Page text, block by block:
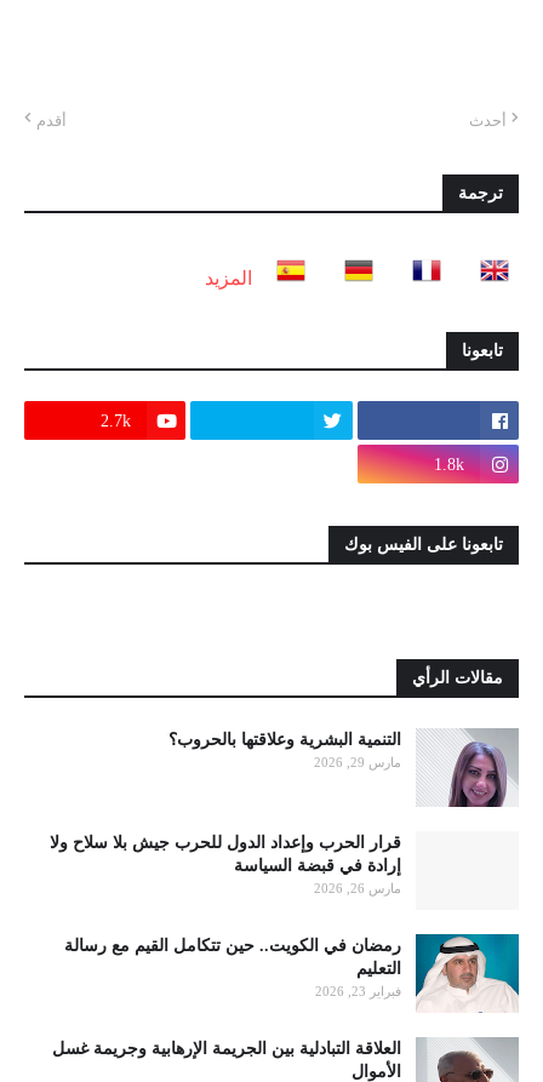
أحدث أقدم
ترجمة
المزيد
تابعونا
2.7k
1.8k
تابعونا على الفيس بوك
مقالات الرأي
التنمية البشرية وعلاقتها بالحروب؟
مارس 29, 2026
قرار الحرب وإعداد الدول للحرب جيش بلا سلاح ولا
إرادة في قبضة السياسة
مارس 26, 2026
رمضان في الكويت.. حين تتكامل القيم مع رسالة
التعليم
فبراير 23, 2026
العلاقة التبادلية بين الجريمة الإرهابية وجريمة غسل
الأموال